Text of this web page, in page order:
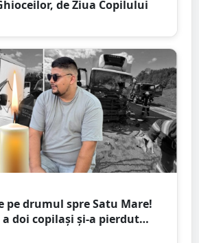
de Ziua Copilului
pe drumul spre Satu Mare!
doi copilași și-a pierdut
cumplit